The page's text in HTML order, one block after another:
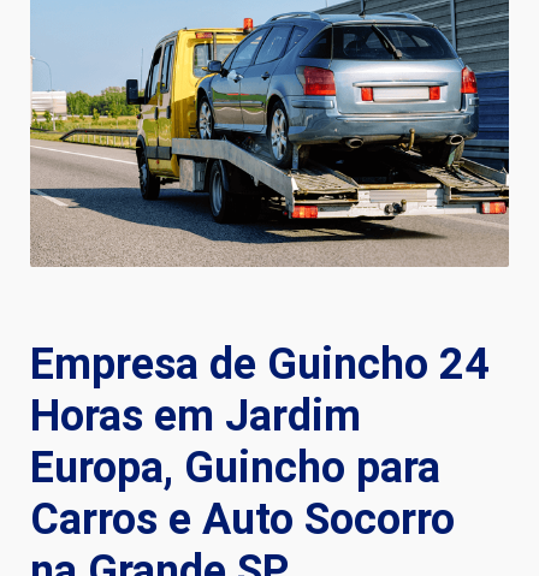
Empresa de Guincho 24
Horas em Jardim
Europa, Guincho para
Carros e Auto Socorro